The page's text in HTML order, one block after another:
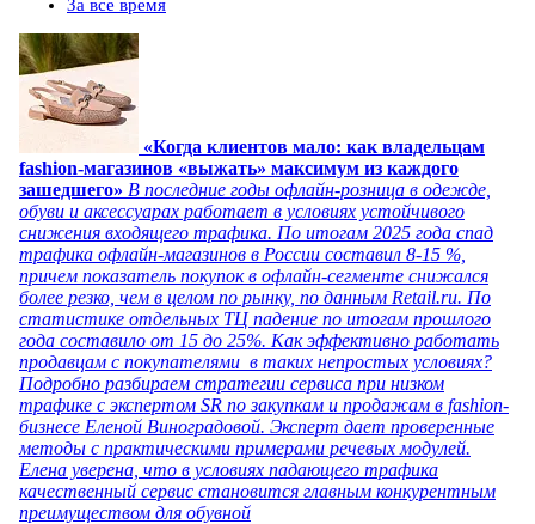
За все время
«Когда клиентов мало: как владельцам
fashion-магазинов «выжать» максимум из каждого
зашедшего» В последние годы офлайн-розница в одежде,
обуви и аксессуарах работает в условиях устойчивого
снижения входящего трафика. По итогам 2025 года спад
трафика офлайн-магазинов в России составил 8-15 %,
причем показатель покупок в офлайн-сегменте снижался
более резко, чем в целом по рынку, по данным Retail.ru. По
статистике отдельных ТЦ падение по итогам прошлого
года составило от 15 до 25%. Как эффективно работать
продавцам с покупателями в таких непростых условиях?
Подробно разбираем стратегии сервиса при низком
трафике с экспертом SR по закупкам и продажам в fashion-
бизнесе Еленой Виноградовой. Эксперт дает проверенные
методы с практическими примерами речевых модулей.
Елена уверена, что в условиях падающего трафика
качественный сервис становится главным конкурентным
преимуществом для обувной